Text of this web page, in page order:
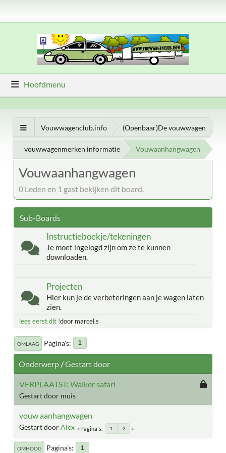
Hoofdmenu
Vouwwagenclub.info (Openbaar)De vouwwagen
vouwwagenmerken informatie Vouwaanhangwagen
Vouwaanhangwagen
0 Leden en 1 gast bekijken dit board.
Sub-Boards
Instructieboekje/tekeningen
Je moet ingelogd zijn om ze te kunnen
downloaden.
Projecten
Hier kun je de verbeteringen aan je wagen laten
zien.
lees eerst dit !door marcel.s
OMLAAG Pagina's 1
Onderwerp/Gestart door
VERPLAATST: Walker safari
Gestart door muis
vouw aanhangwagen
Gestart doorAlex Pagina's 1 2
OMHOOG Pagina's 1